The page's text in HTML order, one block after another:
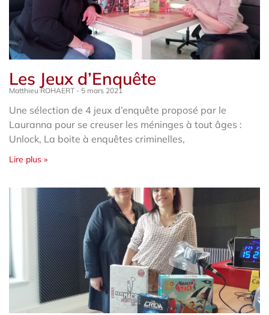
Les Jeux d’Enquête
Matthieu ROHAERT 5 mars 2021
Une sélection de 4 jeux d’enquête proposé par le
Lauranna pour se creuser les méninges à tout âges :
Unlock, La boite à enquêtes criminelles,
Lire plus »